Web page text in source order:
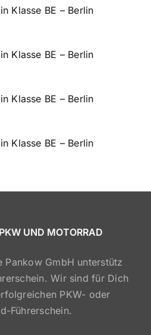
Klasse BE – Berlin
Klasse BE – Berlin
Klasse BE – Berlin
Klasse BE – Berlin
UND MOTORRAD
Pankow GmbH unterstütz
Wir sind für Dich
PKW- oder
Führerschein.